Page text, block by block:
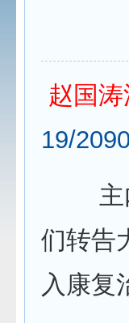
赵国涛
19/
主内
们转告
入康复